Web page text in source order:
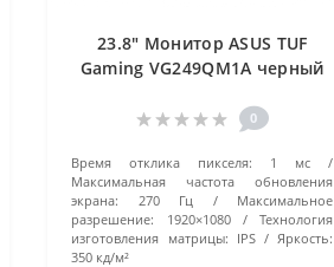
23.8" Монитор ASUS TUF
Gaming VG249QM1A черный
0
Время отклика пикселя:
1 мс
Максимальная частота обновления
экрана:
270 Гц
Максимальное
разрешение:
1920×1080
Технология
изготовления матрицы: IPS
Яркость:
350 кд/м²